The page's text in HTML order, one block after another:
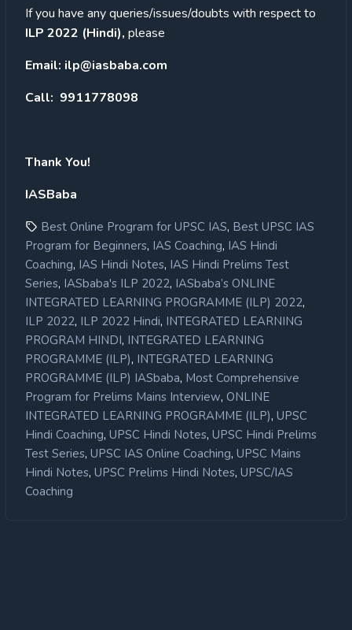
If you have any queries/issues/doubts with respect to
ILP 2022 (Hindi), please
Email: ilp@iasbaba.com
Call: 9911778098
Thank You!
IASBaba
Best Online Program for UPSC IAS, Best UPSC IAS
Program for Beginners, IAS Coaching, IAS Hindi
Coaching, IAS Hindi Notes, IAS Hindi Prelims Test
Series, IASbaba's ILP 2022, IASbaba’s ONLINE
INTEGRATED LEARNING PROGRAMME (ILP) 2022,
ILP 2022, ILP 2022 Hindi, INTEGRATED LEARNING
PROGRAM HINDI, INTEGRATED LEARNING
PROGRAMME (ILP), INTEGRATED LEARNING
PROGRAMME (ILP) IASbaba, Most Comprehensive
Program for Prelims Mains Interview, ONLINE
INTEGRATED LEARNING PROGRAMME (ILP), UPSC
Hindi Coaching, UPSC Hindi Notes, UPSC Hindi Prelims
Test Series, UPSC IAS Online Coaching, UPSC Mains
Hindi Notes, UPSC Prelims Hindi Notes, UPSC/IAS
Coaching